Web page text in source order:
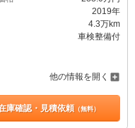
2019年
4.3万km
車検整備付
他の情報を開く
庫確認・見積依頼（無料）